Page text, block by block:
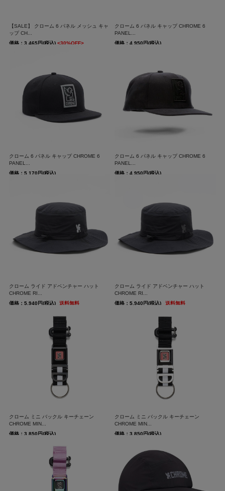
【SALE】 クローム 6 パネル メッシュ キャ
ップ CH...
価格：3,465円(税込) <30%OFF>
クローム 6 パネル キャップ CHROME 6
PANEL...
価格：4,950円(税込)
クローム 6 パネル キャップ CHROME 6
PANEL...
価格：5,170円(税込)
クローム 6 パネル キャップ CHROME 6
PANEL...
価格：4,950円(税込)
クローム ライド アドベンチャー ハット
CHROME RI...
価格：5,940円(税込)
送料無料
クローム ライド アドベンチャー ハット
CHROME RI...
価格：5,940円(税込)
送料無料
クローム ミニ バックル キーチェーン
CHROME MIN...
価格：3,850円(税込)
クローム ミニ バックル キーチェーン
CHROME MIN...
価格：3,850円(税込)